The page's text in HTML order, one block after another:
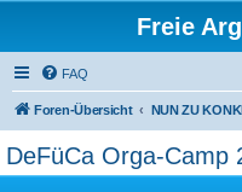
Freie
FAQ
Foren-Übersicht
DeFüCa Orga-Camp